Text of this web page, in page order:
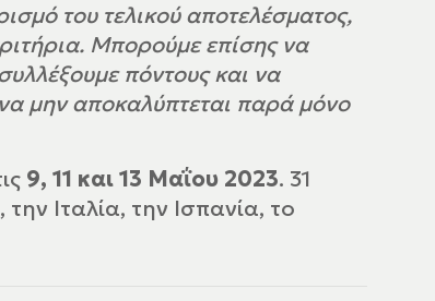
του τελικού αποτελέσματος,
Μπορούμε επίσης να
πόντους και να
μην αποκαλύπτεται παρά μόνο
9, 11 και 13 Μαΐου 2023. 31
Ιταλία, την Ισπανία, το